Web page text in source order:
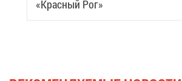
«Крас­ный Рог»